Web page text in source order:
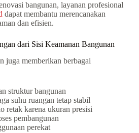
bangunan, layanan profesional
dapat membantu merencanakan
dan efisien.
dari Sisi Keamanan Bangunan
juga memberikan berbagai
struktur bangunan
suhu ruangan tetap stabil
retak karena ukuran presisi
pembangunan
perekat